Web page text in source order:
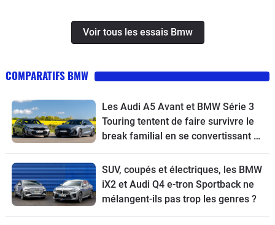
Voir tous les essais Bmw
COMPARATIFS BMW
Les Audi A5 Avant et BMW Série 3
Touring tentent de faire survivre le
break familial en se convertissant à
l’écologie
SUV, coupés et électriques, les BMW
iX2 et Audi Q4 e-tron Sportback ne
mélangent-ils pas trop les genres ?